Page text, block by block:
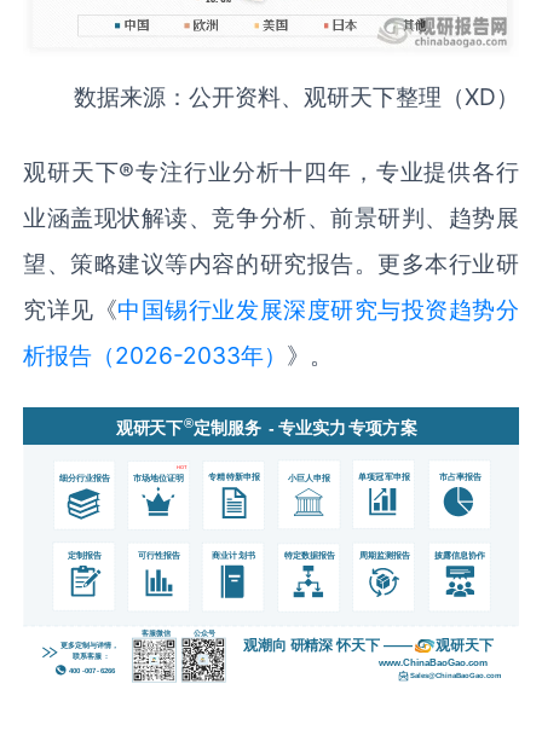
数据来源：公开资料、观研天下整理（XD）
观研天下®专注行业分析十四年，专业提供各行
业涵盖现状解读、竞争分析、前景研判、趋势展
望、策略建议等内容的研究报告。更多本行业研
究详见《中国锡行业发展深度研究与投资趋势分
析报告（2026-2033年） 》。